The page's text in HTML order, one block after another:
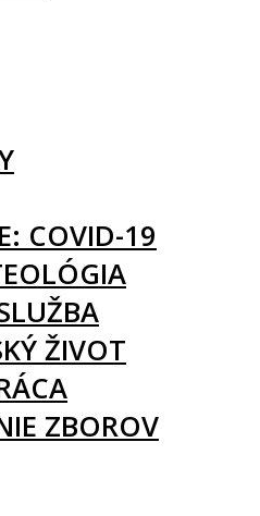
COVID-19
ŽIVOT
ZBOROV